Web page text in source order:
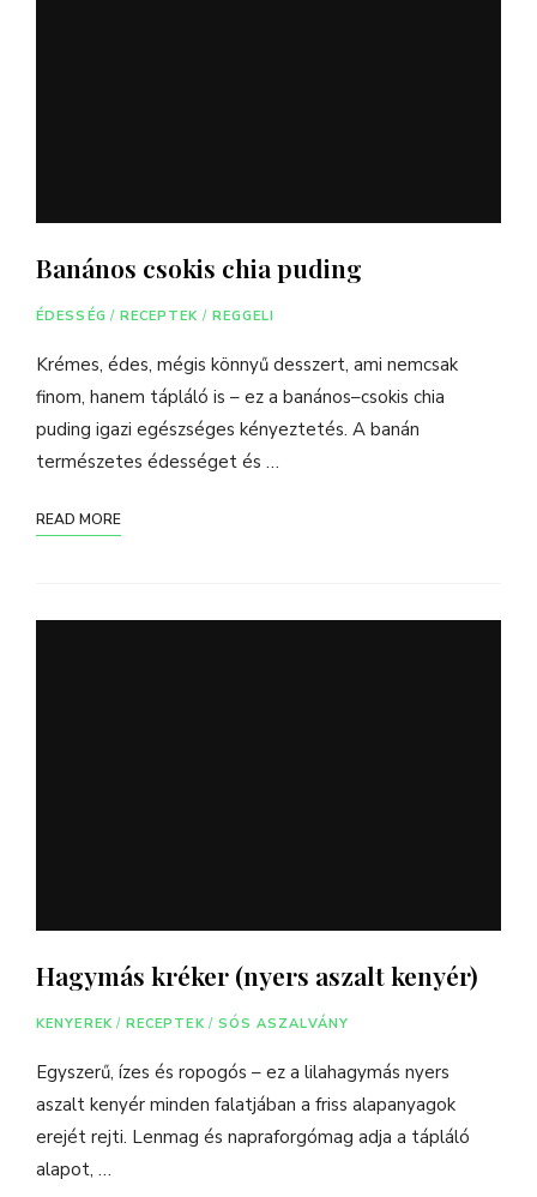
Banános csokis chia puding
ÉDESSÉG / RECEPTEK / REGGELI
Krémes, édes, mégis könnyű desszert, ami nemcsak
finom, hanem tápláló is – ez a banános–csokis chia
puding igazi egészséges kényeztetés. A banán
természetes édességet és …
READ MORE
Hagymás kréker (nyers aszalt kenyér)
KENYEREK / RECEPTEK / SÓS ASZALVÁNY
Egyszerű, ízes és ropogós – ez a lilahagymás nyers
aszalt kenyér minden falatjában a friss alapanyagok
erejét rejti. Lenmag és napraforgómag adja a tápláló
alapot, …